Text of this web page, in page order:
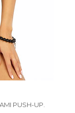
PUSH-UP.